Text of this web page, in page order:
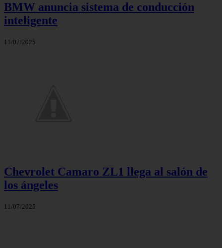
BMW anuncia sistema de conducción
inteligente
11/07/2025
Chevrolet Camaro ZL1 llega al salón de
los ángeles
11/07/2025